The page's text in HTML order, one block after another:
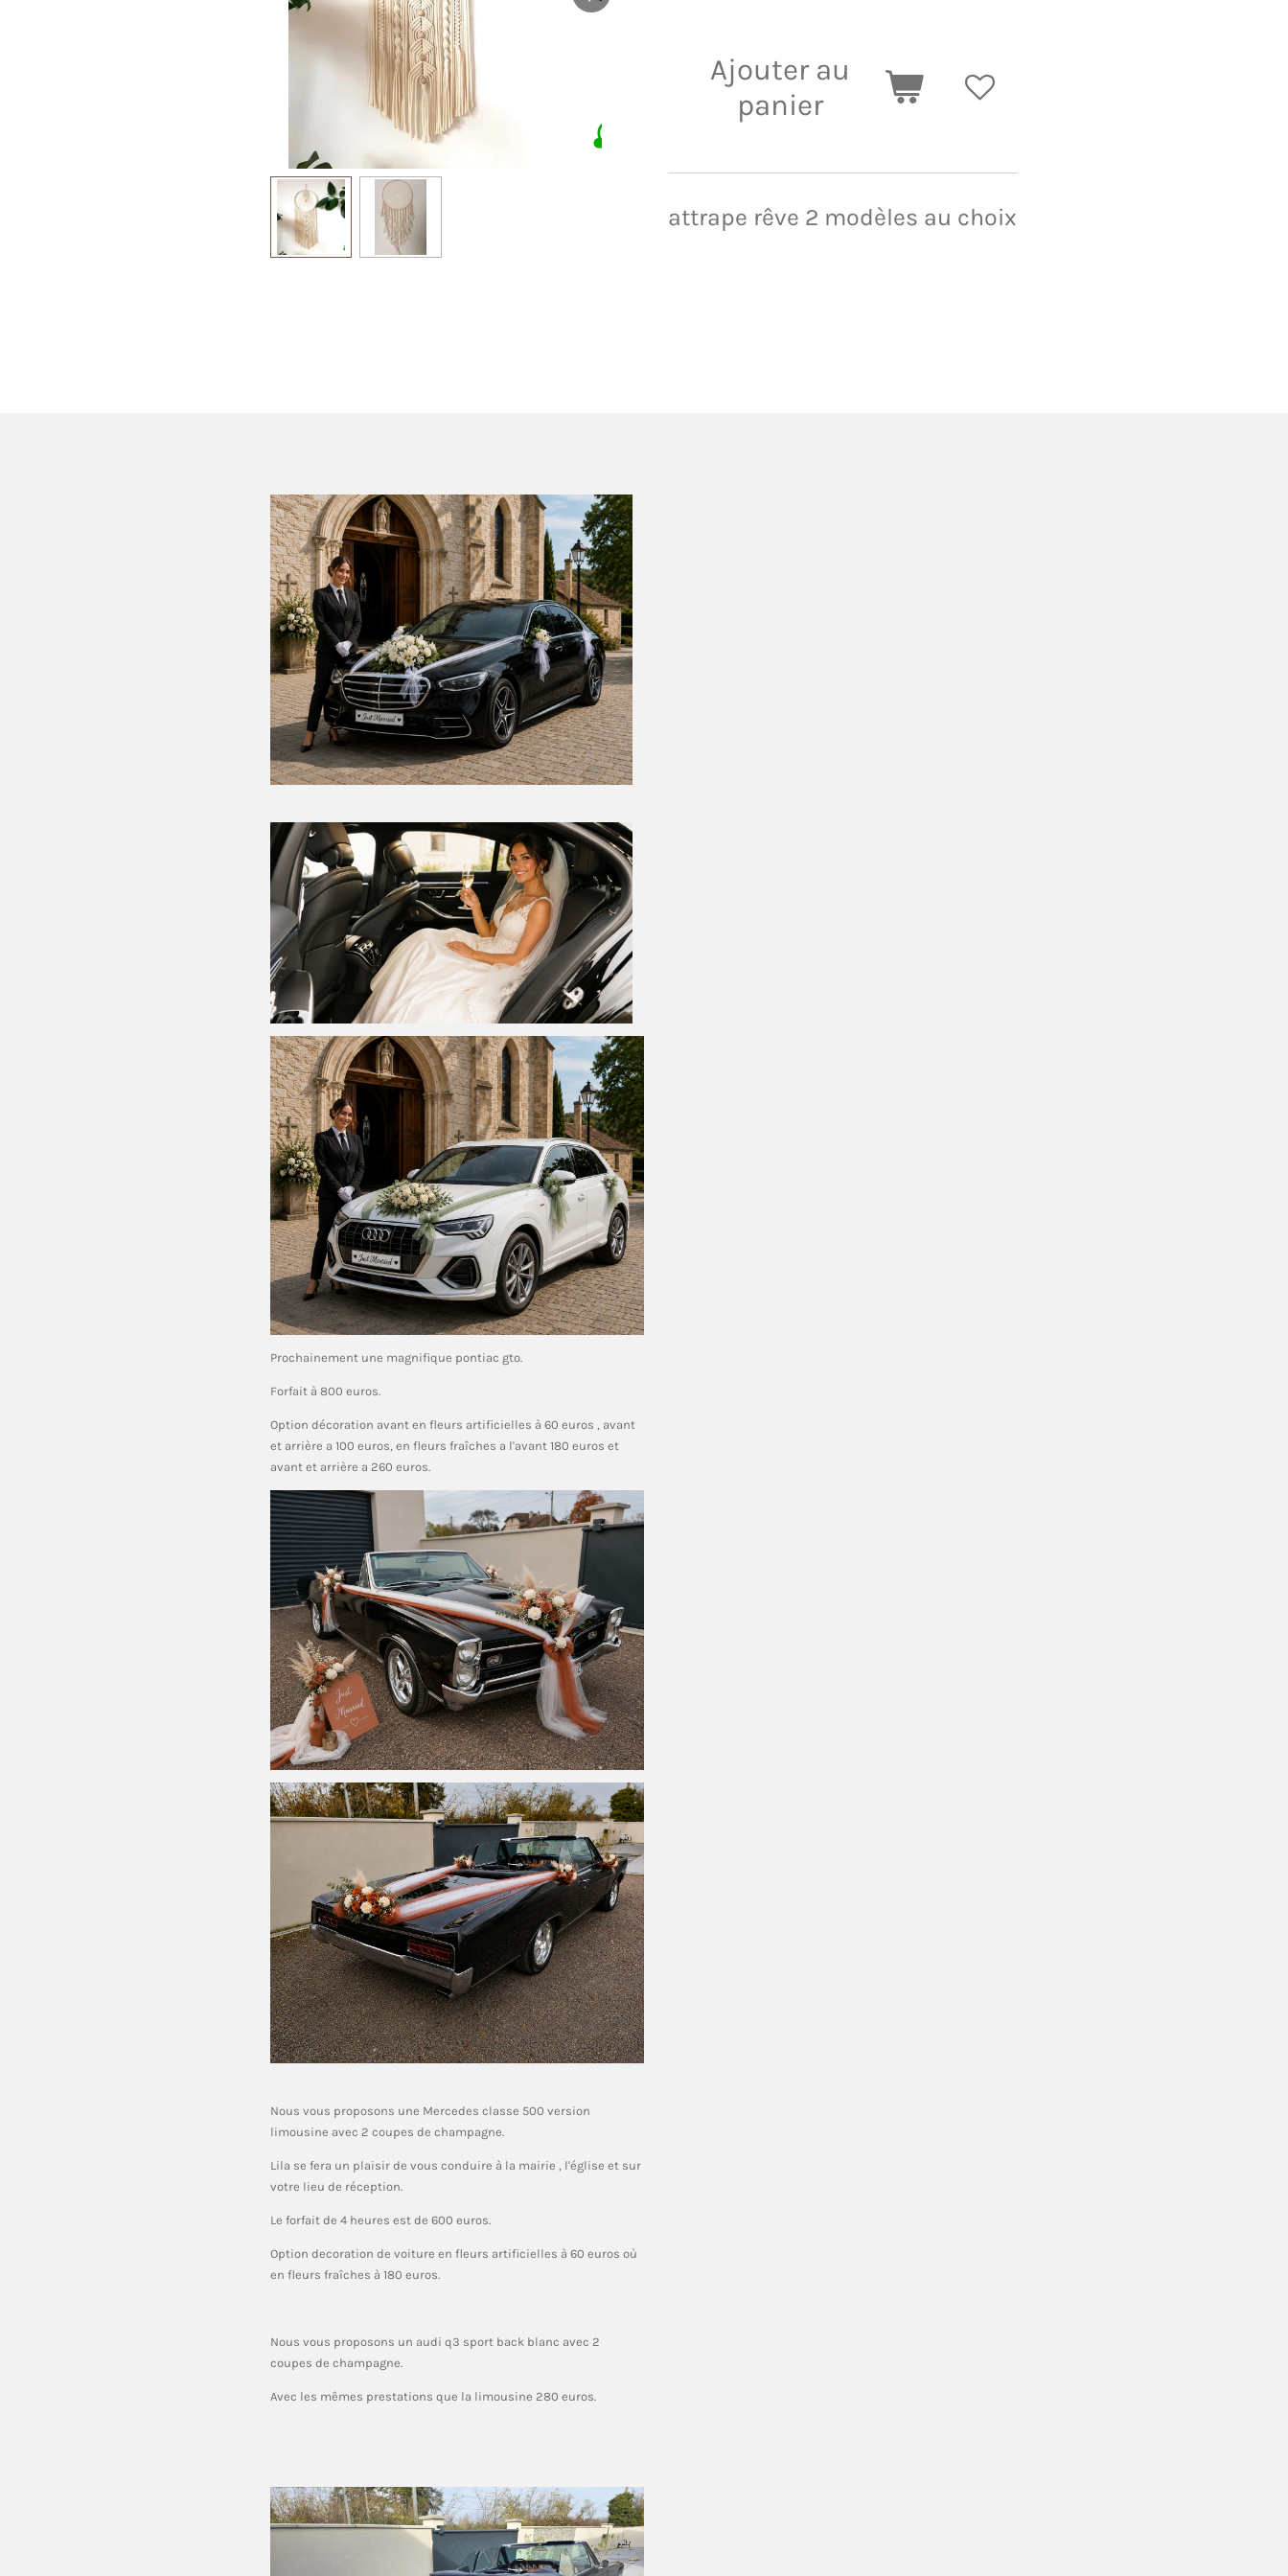
Ajouter au
panier
attrape rêve 2 modèles au choix
Prochainement une magnifique pontiac gto.
Forfait à 800 euros.
Option décoration avant en fleurs artificielles à 60 euros , avant
et arrière a 100 euros, en fleurs fraîches a l'avant 180 euros et
avant et arrière a 260 euros.
Nous vous proposons une Mercedes classe 500 version
limousine avec 2 coupes de champagne.
Lila se fera un plaisir de vous conduire à la mairie , l'église et sur
votre lieu de réception.
Le forfait de 4 heures est de 600 euros.
Option decoration de voiture en fleurs artificielles à 60 euros où
en fleurs fraîches à 180 euros.
Nous vous proposons un audi q3 sport back blanc avec 2
coupes de champagne.
Avec les mêmes prestations que la limousine 280 euros.